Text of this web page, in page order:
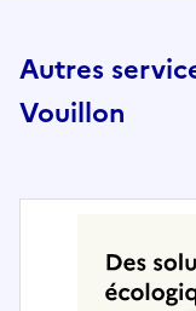
Autres
Vouillon